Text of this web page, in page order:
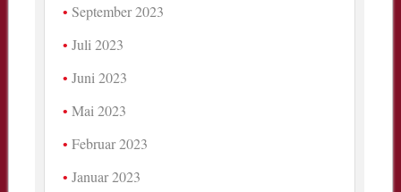
September 2023
Juli 2023
Juni 2023
Mai 2023
Februar 2023
Januar 2023